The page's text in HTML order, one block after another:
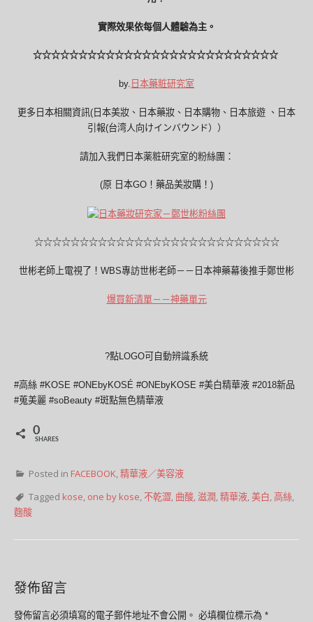
實際效果依每個人體驗為主。
☆☆☆☆☆☆☆☆☆☆☆☆☆☆☆☆☆☆☆☆☆☆☆☆☆☆☆
by. 日本藥粧研究室
更多日本相關資訊(日本美妝、日本藥妝、日本購物、日本旅遊 、日本
引報(台湾人向けインバウンド））
請加入我們日本薬粧研究室的粉絲團：
(原 日本GO！藥品美妝購！)
☆☆☆☆☆☆☆☆☆☆☆☆☆☆☆☆☆☆☆☆☆☆☆☆☆☆☆
世彬老師上電視了！WBS專訪世彬老師－－日本神藥幕後推手鄭世彬
爆買新清單－－神藥單元
?點LOGO可自動辨識系統
#高絲 #KOSE #ONEbyKOSÉ #ONEbyKOSE #美白精華液 #2018新品
#蒐美麗 #soBeauty #斑點無色精華液
0
SHARES
Posted in FACEBOOK,精華液／美容液
Tagged kose, one by kose, 不乾澀, 曲酸, 滋潤,精華液,美白,高絲,
麴酸
發佈留言
發佈留言必須填寫的電子郵件地址不會公開。 必填欄位標示為 *